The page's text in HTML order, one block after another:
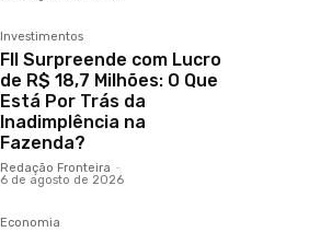
Investimentos
FII Surpreende com Lucro
de R$ 18,7 Milhões: O Que
Está Por Trás da
Inadimplência na
Fazenda?
Redação Fronteira -
6 de agosto de 2026
Economia